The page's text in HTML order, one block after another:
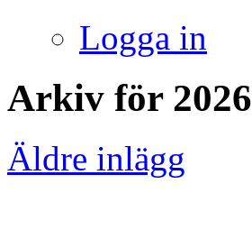
Logga in
Arkiv för 2026
Äldre inlägg